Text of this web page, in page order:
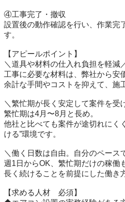
④工事完了・撤収
設置後の動作確認を行い、作業完
す。
【アピールポイント】
＼道具や材料の仕入れ負担を軽減
工事に必要な材料は、弊社から安
余計な手間やコストを抑えて、施
＼繁忙期が長く安定して案件を受
繁忙期は4月〜8月と長め。
他社と比べても案件が途切れにく
ける”環境です。
＼働く日数は自由。自分のペース
週1日からOK、繁忙期だけの稼働
長く続けることを前提にした働き
【求める人材　必須】